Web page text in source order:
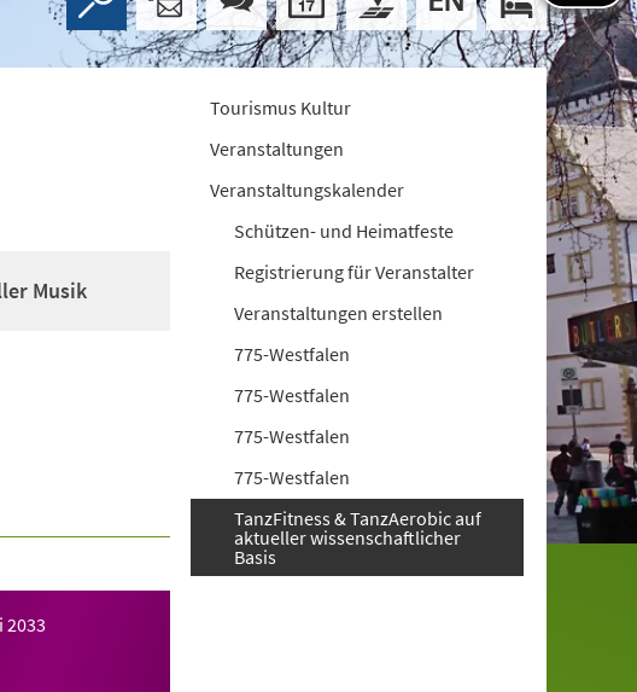
Musik
2033
Tourismus Kultur
Veranstaltungen
Veranstaltungskalender
Schützen- und Heimatfeste
Registrierung für Veranstalter
Veranstaltungen erstellen
775-Westfalen
775-Westfalen
775-Westfalen
775-Westfalen
TanzFitness & TanzAerobic auf
aktueller wissenschaftlicher
Basis